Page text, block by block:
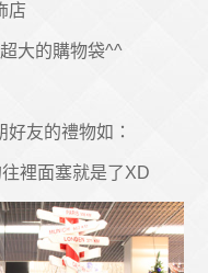
店
大的購物袋^^
友的禮物如：
裡面塞就是了XD